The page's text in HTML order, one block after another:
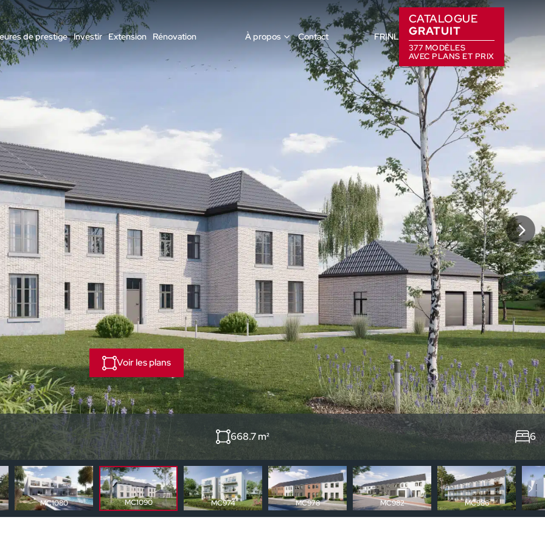
de prestige Investir Extension Rénovation À propos Contact FR NL
CATALOGUE
GRATUIT
377 MODÈLES
AVEC PLANS ET PRIX
Voir les plans
668.7 m² 6
MC1080 MC1090 MC974 MC978 MC982 MC986